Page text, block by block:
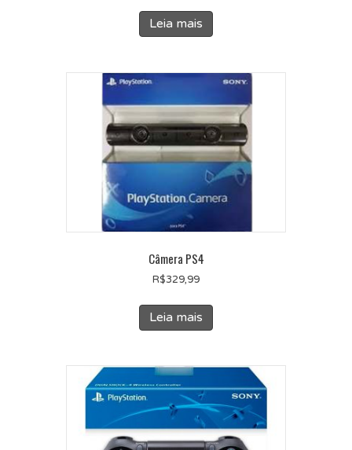
Leia mais
Câmera PS4
R$329,99
Leia mais